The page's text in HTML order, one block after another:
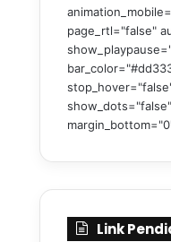
page_rtl="false"
Link